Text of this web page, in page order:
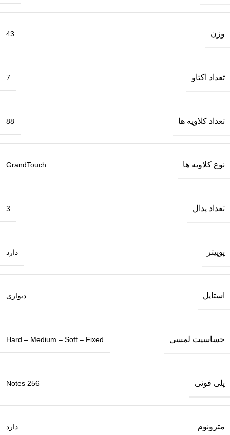
وزن 43
تعداد اکتاو 7
تعداد کلاویه ها 88
نوع کلاویه ها GrandTouch
تعداد پدال 3
پوپیتر دارد
استایل دیواری
حساسیت لمسی Hard – Medium – Soft – Fixed
پلی فونی 256 Notes
مترونوم دارد